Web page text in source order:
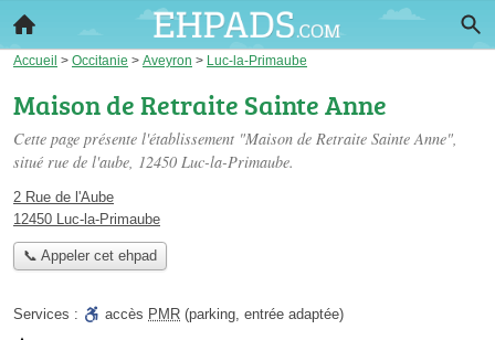
Accueil > Occitanie > Aveyron > Luc-la-Primaube
Maison de Retraite Sainte Anne
Cette page présente l'établissement "Maison de Retraite Sainte Anne",
situé rue de l'aube, 12450 Luc-la-Primaube.
2 Rue de l'Aube
12450 Luc-la-Primaube
📞 Appeler cet ehpad
Services : accès PMR (parking, entrée adaptée)